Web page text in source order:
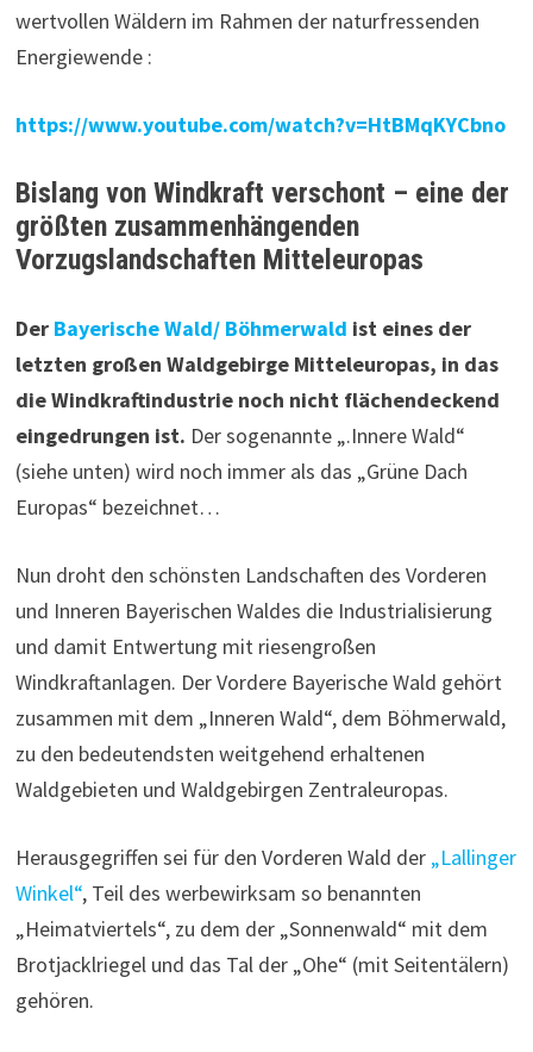
wertvollen Wäldern im Rahmen der naturfressenden
Energiewende :
https://www.youtube.com/watch?v=HtBMqKYCbno
Bislang von Windkraft verschont – eine der
größten zusammenhängenden
Vorzugslandschaften Mitteleuropas
Der Bayerische Wald/ Böhmerwald ist eines der
letzten großen Waldgebirge Mitteleuropas, in das
die Windkraftindustrie noch nicht flächendeckend
eingedrungen ist. Der sogenannte „.Innere Wald“
(siehe unten) wird noch immer als das „Grüne Dach
Europas“ bezeichnet…
Nun droht den schönsten Landschaften des Vorderen
und Inneren Bayerischen Waldes die Industrialisierung
und damit Entwertung mit riesengroßen
Windkraftanlagen. Der Vordere Bayerische Wald gehört
zusammen mit dem „Inneren Wald“, dem Böhmerwald,
zu den bedeutendsten weitgehend erhaltenen
Waldgebieten und Waldgebirgen Zentraleuropas.
Herausgegriffen sei für den Vorderen Wald der „Lallinger
Winkel“, Teil des werbewirksam so benannten
„Heimatviertels“, zu dem der „Sonnenwald“ mit dem
Brotjacklriegel und das Tal der „Ohe“ (mit Seitentälern)
gehören.